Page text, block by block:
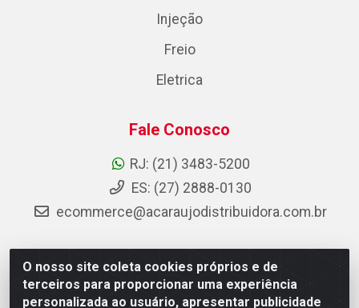
O nosso site coleta cookies próprios e de
terceiros para proporcionar uma experiência
personalizada ao usuário, apresentar publicidade
Injeção
Freio
Eletrica
Fale Conosco
RJ: (21) 3483-5200
ES: (27) 2888-0130
ecommerce@acaraujodistribuidora.com.br
AC Araujo Distribuidora - Rua Carneiro de Campos, 42 -
São Cristóvão, Rio de Janeiro/RJ - CEP 20.920-410 -